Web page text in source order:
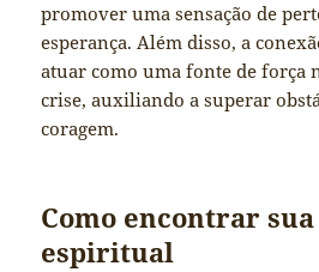
promover uma sensação de
esperança. Além disso, a
atuar como uma fonte de força
crise, auxiliando a superar
coragem.
Como encontrar
espiritual